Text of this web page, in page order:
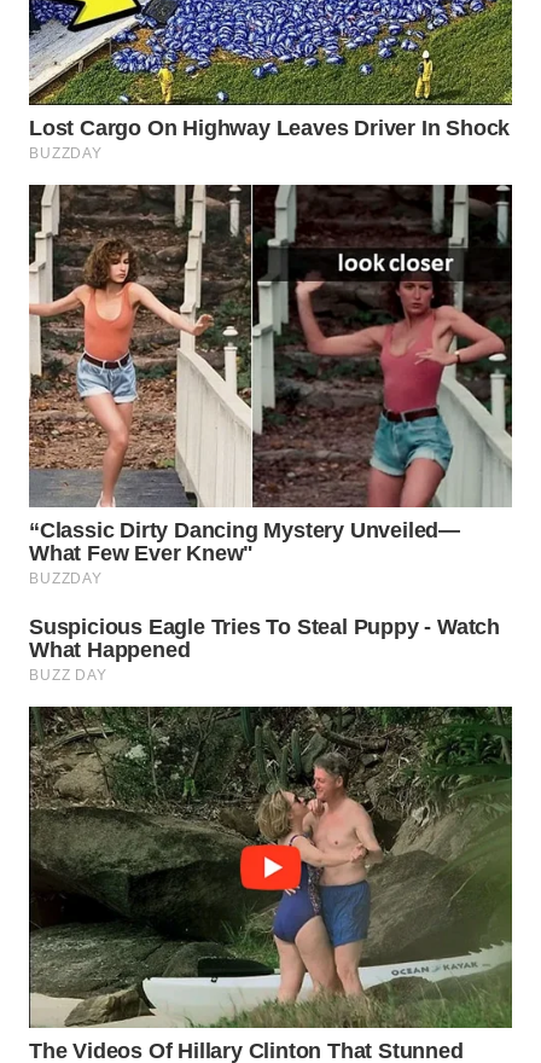
WN
INDRAMAYU
WN
KUNINGAN
WN
MAJALENGKA
WN
SUBANG
WN
SUKABUMI
WN
PURWAKARTA
WN
PRIANGAN
WN
WN
SOLO
WN
BOROBUDUR
WN
MADURA
WN
SURABAYA